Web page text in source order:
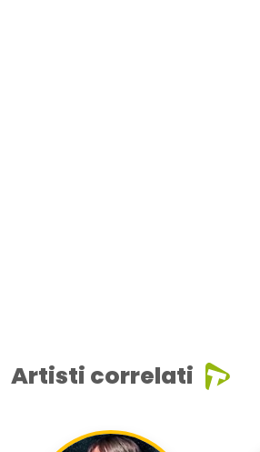
Artisti correlati